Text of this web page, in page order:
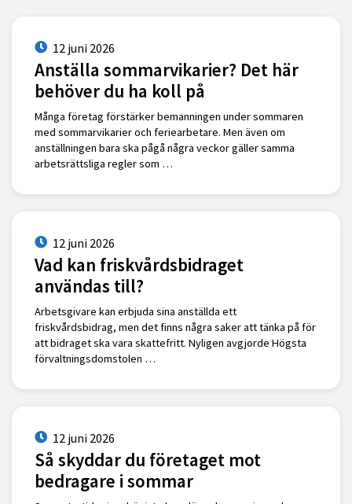
12 juni 2026
Anställa sommarvikarier? Det här
behöver du ha koll på
Många företag förstärker bemanningen under sommaren
med sommarvikarier och feriearbetare. Men även om
anställningen bara ska pågå några veckor gäller samma
arbetsrättsliga regler som …
12 juni 2026
Vad kan friskvårdsbidraget
användas till?
Arbetsgivare kan erbjuda sina anställda ett
friskvårdsbidrag, men det finns några saker att tänka på för
att bidraget ska vara skattefritt. Nyligen avgjorde Högsta
förvaltningsdomstolen …
12 juni 2026
Så skyddar du företaget mot
bedragare i sommar